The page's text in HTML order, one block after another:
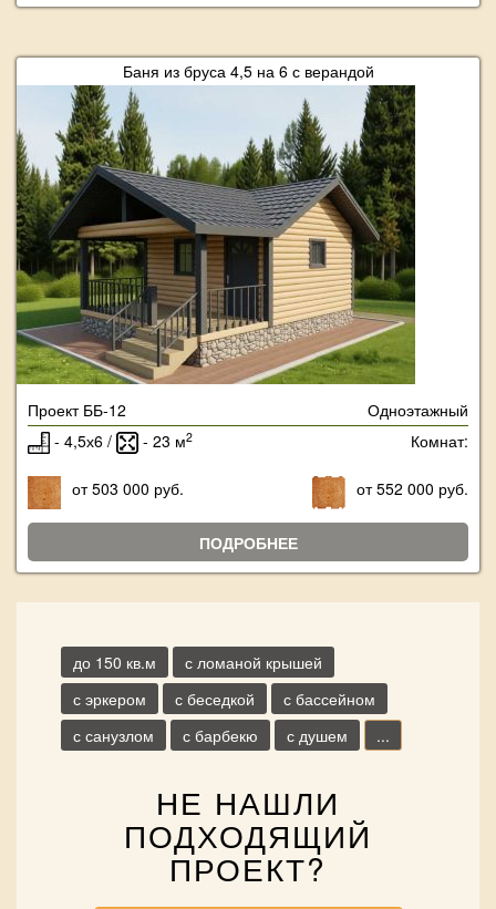
Баня из бруса 4,5 на 6 с верандой
Проект ББ-12
Одноэтажный
- 4,5х6 /
- 23 м2 Комнат:
от 503 000 руб. от 552 000 руб.
ПОДРОБНЕЕ
до 150 кв.м
с ломаной крышей
с эркером
с беседкой
с бассейном
с санузлом
с барбекю с душем ...
НЕ НАШЛИ
ПОДХОДЯЩИЙ
ПРОЕКТ?